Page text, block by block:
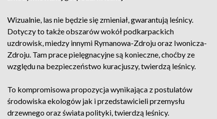
Wizualnie, las nie będzie się zmieniał, gwarantują leśnicy.
Dotyczy to także obszarów wokół podkarpackich
uzdrowisk, miedzy innymi Rymanowa-Zdroju oraz Iwonicza-
Zdroju. Tam prace pielęgnacyjne są konieczne, choćby ze
względu na bezpieczeństwo kuracjuszy, twierdzą leśnicy.
To kompromisowa propozycja wynikająca z postulatów
środowiska ekologów jak i przedstawicieli przemysłu
drzewnego oraz świata polityki, twierdzą leśnicy.